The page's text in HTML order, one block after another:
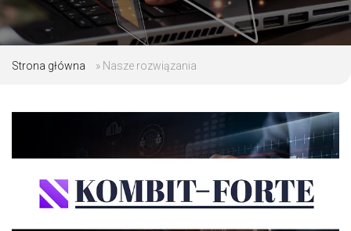
Strona główna » Nasze rozwiązania